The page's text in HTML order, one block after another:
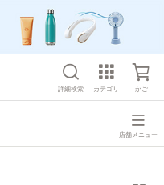
詳細検索 カテゴリ かご
店舗メニュー